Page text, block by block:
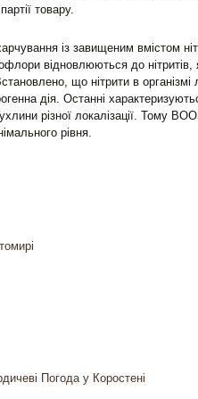
товару.
із завищеним вмістом
відновлюються до нітритів,
Встановлено, що нітрити в
дія. Останні
різної локалізації. Тому
рівня.
Погода у Коростені